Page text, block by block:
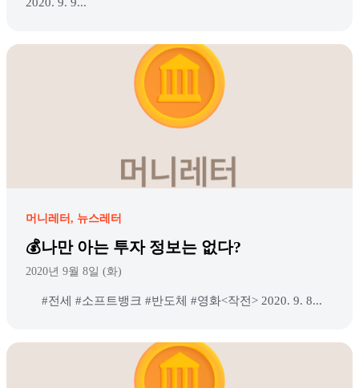
머니레터 뉴스레터
💰나만 아는 투자 정보는 없다?
2020년 9월 8일 (화)
#전세 #소프트뱅크 #반도체 #영화<작전> 2020. 9. 8...